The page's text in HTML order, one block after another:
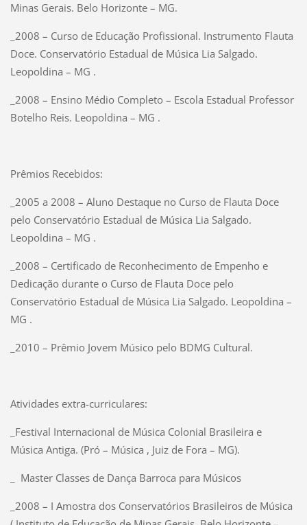
Minas Gerais. Belo Horizonte – MG.
_2008 – Curso de Educação Profissional. Instrumento Flauta
Doce. Conservatório Estadual de Música Lia Salgado.
Leopoldina – MG .
_2008 – Ensino Médio Completo – Escola Estadual Professor
Botelho Reis. Leopoldina – MG .
Prêmios Recebidos:
_2005 a 2008 – Aluno Destaque no Curso de Flauta Doce
pelo Conservatório Estadual de Música Lia Salgado.
Leopoldina – MG .
_2008 – Certificado de Reconhecimento de Empenho e
Dedicação durante o Curso de Flauta Doce pelo
Conservatório Estadual de Música Lia Salgado. Leopoldina –
MG .
_2010 – Prêmio Jovem Músico pelo BDMG Cultural.
Atividades extra-curriculares:
_Festival Internacional de Música Colonial Brasileira e
Música Antiga. (Pró – Música , Juiz de Fora – MG).
_ Master Classes de Dança Barroca para Músicos
_2008 – I Amostra dos Conservatórios Brasileiros de Música